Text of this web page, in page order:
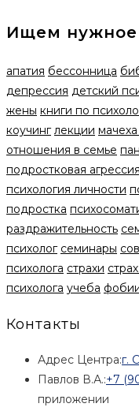
Ищем нужное
апатия бессонница
депрессия детский
жены книги по
коучинг лекции
отношения в семье
подростковая агрессия
психология личности
подростка
раздражительность
психолог семинары
психолога страхи
психолога учеба
Контакты
Адрес Центра:г.
Павлов В.А.:+7
приложении